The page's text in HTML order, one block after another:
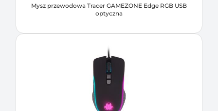
Mysz przewodowa Tracer GAMEZONE Edge RGB USB
optyczna